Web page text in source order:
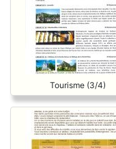
Tourisme (3/4)